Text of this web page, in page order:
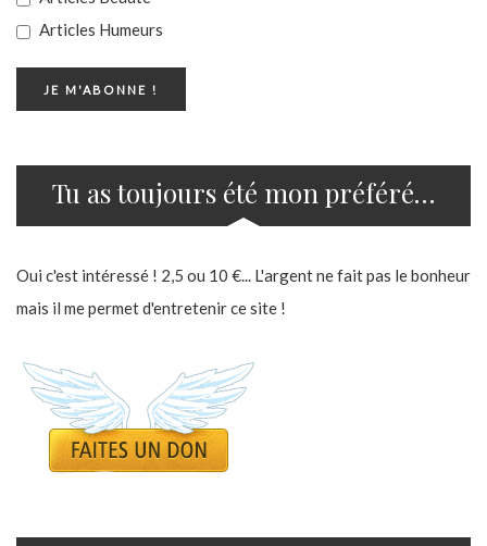
Articles Humeurs
Tu as toujours été mon préféré…
Oui c'est intéressé ! 2,5 ou 10 €... L'argent ne fait pas le bonheur
mais il me permet d'entretenir ce site !